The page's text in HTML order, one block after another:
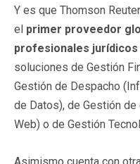
Y es que Thomson
el primer proveedor
profesionales jurídicos
soluciones de Gestión
Gestión de Despacho
de Datos), de Gestión
Web) o de Gestión